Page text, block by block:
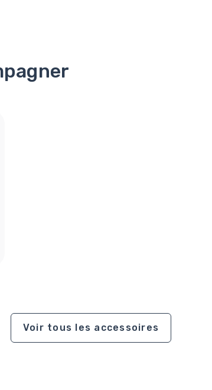
Voir tous les accessoires